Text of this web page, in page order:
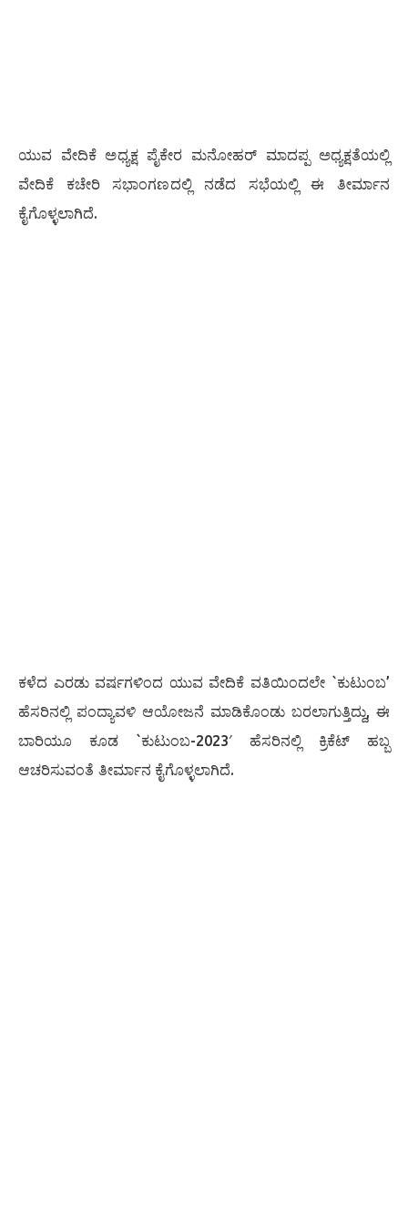
ಯುವ ವೇದಿಕೆ ಅಧ್ಯಕ್ಷ ಪೈಕೇರ ಮನೋಹರ್ ಮಾದಪ್ಪ ಅಧ್ಯಕ್ಷತೆಯಲ್ಲಿ
ವೇದಿಕೆ ಕಚೇರಿ ಸಭಾಂಗಣದಲ್ಲಿ ನಡೆದ ಸಭೆಯಲ್ಲಿ ಈ ತೀರ್ಮಾನ
ಕೈಗೊಳ್ಳಲಾಗಿದೆ.
ಕಳೆದ ಎರಡು ವರ್ಷಗಳಿಂದ ಯುವ ವೇದಿಕೆ ವತಿಯಿಂದಲೇ `ಕುಟುಂಬ’
ಹೆಸರಿನಲ್ಲಿ ಪಂದ್ಯಾವಳಿ ಆಯೋಜನೆ ಮಾಡಿಕೊಂಡು ಬರಲಾಗುತ್ತಿದ್ದು, ಈ
ಬಾರಿಯೂ ಕೂಡ `ಕುಟುಂಬ-2023′ ಹೆಸರಿನಲ್ಲಿ ಕ್ರಿಕೆಟ್ ಹಬ್ಬ
ಆಚರಿಸುವಂತೆ ತೀರ್ಮಾನ ಕೈಗೊಳ್ಳಲಾಗಿದೆ.